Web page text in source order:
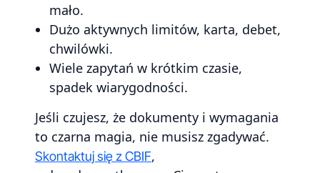
mało.
Dużo aktywnych limitów, karta, debet,
chwilówki.
Wiele zapytań w krótkim czasie,
spadek wiarygodności.
Jeśli czujesz, że dokumenty i wymagania
to czarna magia, nie musisz zgadywać.
Skontaktuj się z CBIF,